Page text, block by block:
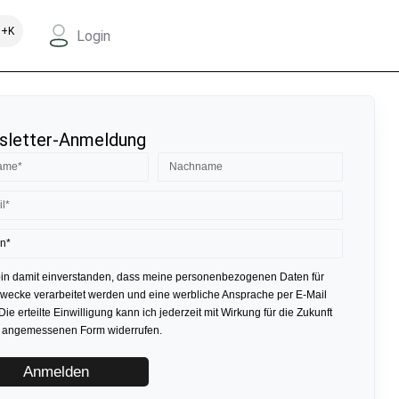
Login
Anmeldung
damit einverstanden, dass meine personenbezogenen Daten für
verarbeitet werden und eine werbliche Ansprache per E-Mail
erteilte Einwilligung kann ich jederzeit mit Wirkung für die Zukunft
Form widerrufen.
Anmelden